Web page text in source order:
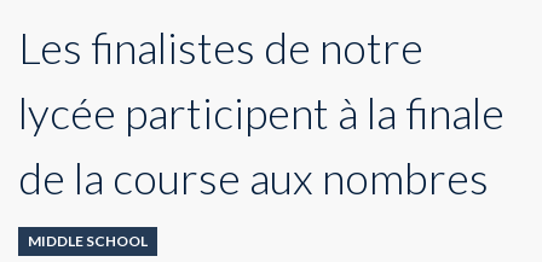
Les finalistes de notre
lycée participent à la finale
de la course aux nombres
MIDDLE SCHOOL